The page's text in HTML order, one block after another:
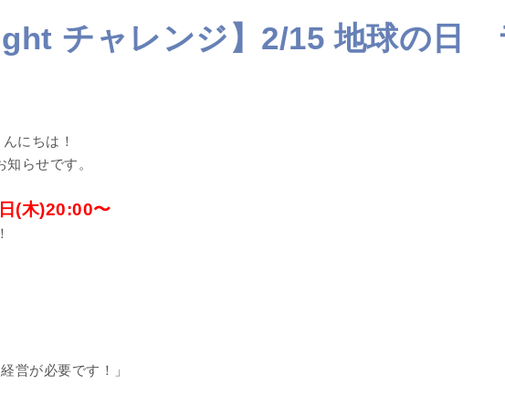
チャレンジ】2/15 地球の日
にちは！
らせです。
(木)20:00〜
営が必要です！」